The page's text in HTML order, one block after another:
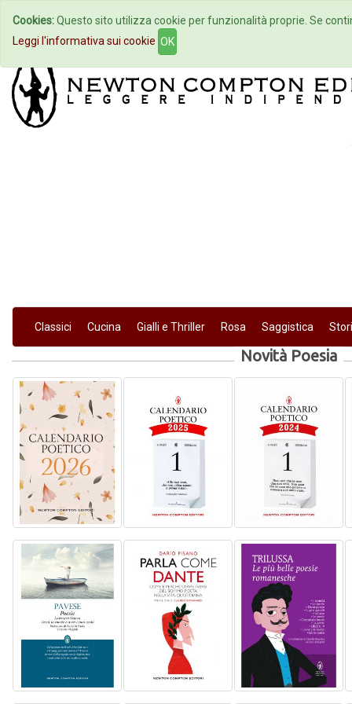
Home Autori Eventi
Classici Cucina Gialli e Thriller Rosa Saggistica
Novità Poesia
Cookies:Questo sito utilizza cookie per funzionalità proprie. Se
Leggi l'informativa sui cookie OK